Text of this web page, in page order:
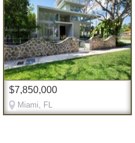
$7,850,000
Miami, FL